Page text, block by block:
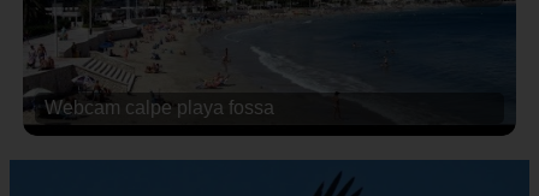
Webcam calpe playa fossa